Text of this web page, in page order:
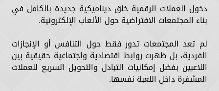
دخول العملات الرقمية خلق ديناميكية جديدة بالكامل في
بناء المجتمعات الافتراضية حول الألعاب الإلكترونية.
لم تعد المجتمعات تدور فقط حول التنافس أو الإنجازات
الفردية، بل ظهرت روابط اقتصادية واجتماعية حقيقية بين
اللاعبين بفضل إمكانيات التبادل والتحويل السريع للعملات
المشفرة داخل اللعبة نفسها.